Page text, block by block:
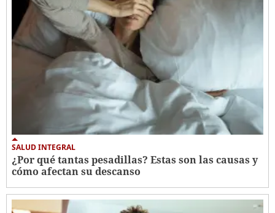
SALUD INTEGRAL
¿Por qué tantas pesadillas? Estas son las causas y
cómo afectan su descanso